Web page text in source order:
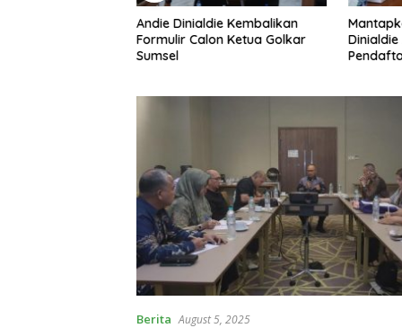
Andie Dinialdie Kembalikan
Formulir Calon Ketua Golkar
Sumsel
Berita August 5, 2025